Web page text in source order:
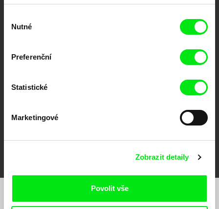
souhlasu
Nutné
Preferenční
Statistické
Marketingové
Zobrazit detaily
Povolit vše
DOK Leipzig
FIDMarseille MFDF Ji.hlava Visions du Réel
Chcete být pravidelně informováni o našem